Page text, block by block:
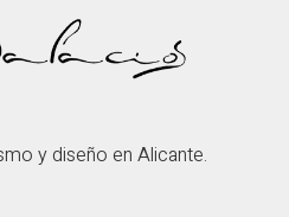
y diseño en Alicante.